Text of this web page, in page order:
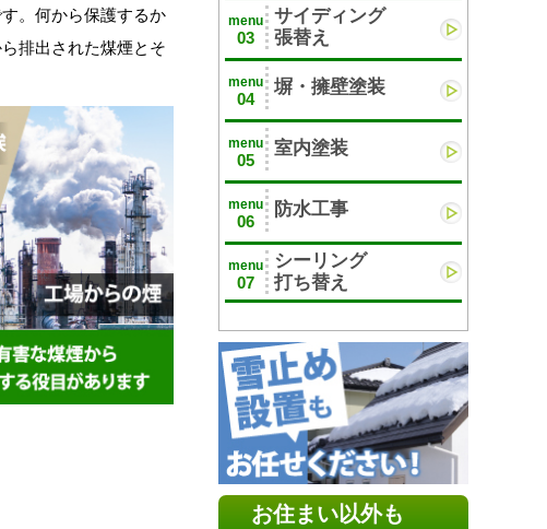
す。何から保護するか
排出された煤煙とそ
menu
03
サイディング
張替え
menu
04
塀・擁壁塗装
menu
05
室内塗装
menu
06
防水工事
menu
07
シーリング
打ち替え
お住まい以外も